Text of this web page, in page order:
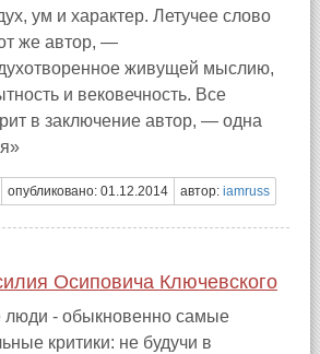
ум и характер. Летучее слово
же автор, —
живущей мыслию,
и вековечность. Все
в заключение автор, — одна
опубликовано: 01.12.2014 автор: iamruss
Осиповича Ключевского
люди - обыкновенно самые
критики: не будучи в